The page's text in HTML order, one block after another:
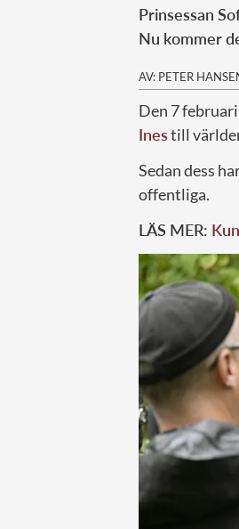
Prinsessan
Nu kommer
AV: PETER
Den 7
Inestill
Sedan dess
offentliga.
LÄS MER: